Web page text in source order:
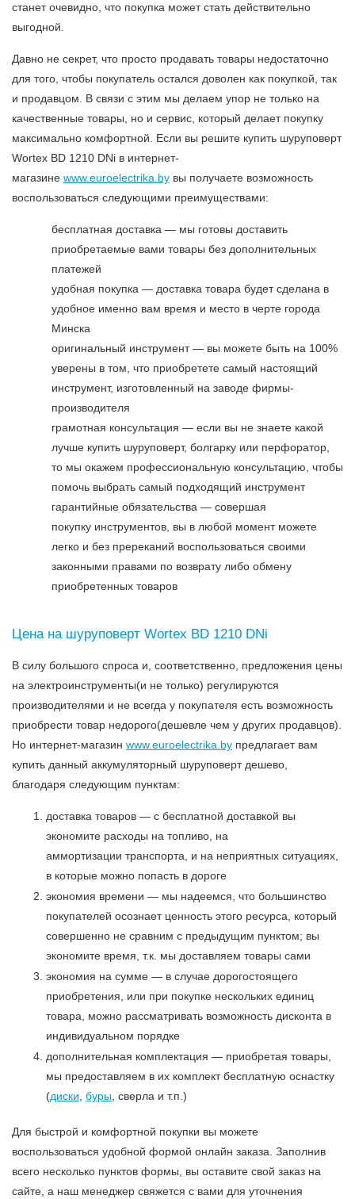
станет очевидно, что покупка может стать действительно
выгодной.
Давно не секрет, что просто продавать товары недостаточно
для того, чтобы покупатель остался доволен как покупкой, так
и продавцом. В связи с этим мы делаем упор не только на
качественные товары, но и сервис, который делает покупку
максимально комфортной. Если вы решите купить шуруповерт
Wortex BD 1210 DNi в интернет-
магазине www.euroеlectrika.by вы получаете возможность
воспользоваться следующими преимуществами:
бесплатная доставка — мы готовы доставить
приобретаемые вами товары без дополнительных
платежей
удобная покупка — доставка товара будет сделана в
удобное именно вам время и место в черте города
Минска
оригинальный инструмент — вы можете быть на 100%
уверены в том, что приобретете самый настоящий
инструмент, изготовленный на заводе фирмы-
производителя
грамотная консультация — если вы не знаете какой
лучше купить шуруповерт, болгарку или перфоратор,
то мы окажем профессиональную консультацию, чтобы
помочь выбрать самый подходящий инструмент
гарантийные обязательства — совершая
покупку инструментов, вы в любой момент можете
легко и без пререканий воспользоваться своими
законными правами по возврату либо обмену
приобретенных товаров
Цена на шуруповерт Wortex BD 1210 DNi
В силу большого спроса и, соответственно, предложения цены
на электроинструменты(и не только) регулируются
производителями и не всегда у покупателя есть возможность
приобрести товар недорого(дешевле чем у других продавцов).
Но интернет-магазин www.euroelectrika.by предлагает вам
купить данный аккумуляторный шуруповерт дешево,
благодаря следующим пунктам:
доставка товаров — с бесплатной доставкой вы
экономите расходы на топливо, на
аммортизации транспорта, и на неприятных ситуациях,
в которые можно попасть в дороге
экономия времени — мы надеемся, что большинство
покупателей осознает ценность этого ресурса, который
совершенно не сравним с предыдущим пунктом; вы
экономите время, т.к. мы доставляем товары сами
экономия на сумме — в случае дорогостоящего
приобретения, или при покупке нескольких единиц
товара, можно рассматривать возможность дисконта в
индивидуальном порядке
дополнительная комплектация — приобретая товары,
мы предоставляем в их комплект бесплатную оснастку
(диски буры , сверла и т.п.)
Для быстрой и комфортной покупки вы можете
воспользоваться удобной формой онлайн заказа. Заполнив
всего несколько пунктов формы, вы оставите свой заказ на
сайте, а наш менеджер свяжется с вами для уточнения